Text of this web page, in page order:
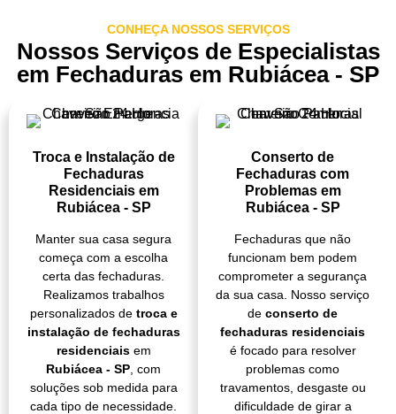
CONHEÇA NOSSOS SERVIÇOS
Nossos Serviços de Especialistas
em Fechaduras em Rubiácea - SP
Troca e Instalação de
Fechaduras
Residenciais em
Rubiácea - SP
Manter sua casa segura
começa com a escolha
certa das fechaduras.
Realizamos trabalhos
personalizados de troca e
instalação de fechaduras
residenciaisem
Rubiácea - SP , com
soluções sob medida para
cada tipo de necessidade.
Conserto de
Fechaduras com
Problemas em
Rubiácea - SP
Fechaduras que não
funcionam bem podem
comprometer a segurança
da sua casa. Nosso serviço
de conserto de
fechaduras residenciais
é focado para resolver
problemas como
travamentos, desgaste ou
dificuldade de girar a